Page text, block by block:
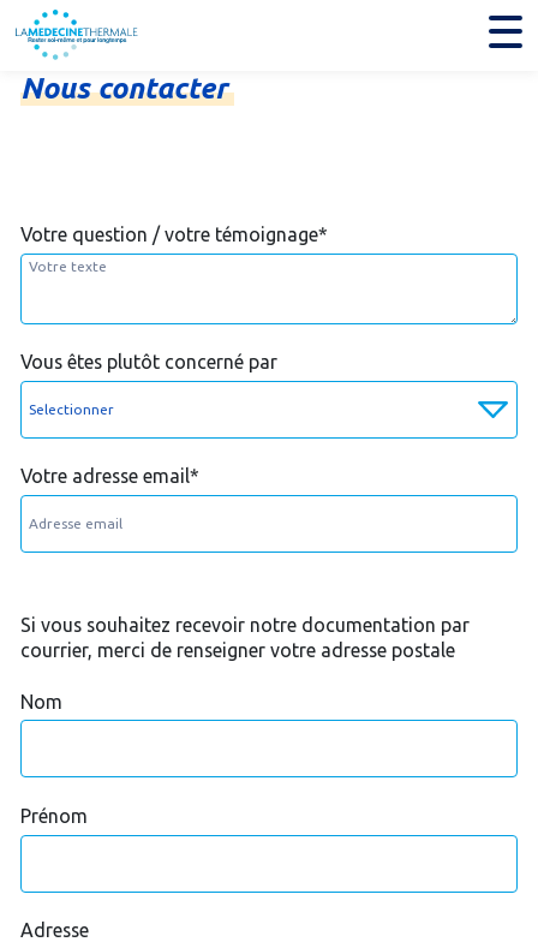
Nouscontacter
Votre question / votre témoignage*
Vous êtes plutôt concerné par
Votre adresse email*
Si vous souhaitez recevoir notre documentation par
courrier, merci de renseigner votre adresse postale
Nom
Prénom
Adresse